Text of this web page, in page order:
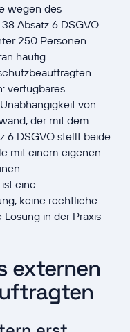
wegen des
Absatz 6 DSGVO
250 Personen
häufig.
verfügbares
von
der mit dem
6 DSGVO stellt beide
mit einem eigenen
eine
keine rechtliche.
in der Praxis
externen